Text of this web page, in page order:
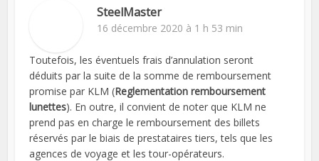
SteelMaster
16 décembre 2020 à 1 h 53 min
Toutefois, les éventuels frais d’annulation seront
déduits par la suite de la somme de remboursement
promise par KLM (Reglementation remboursement
lunettes). En outre, il convient de noter que KLM ne
prend pas en charge le remboursement des billets
réservés par le biais de prestataires tiers, tels que les
agences de voyage et les tour-opérateurs.